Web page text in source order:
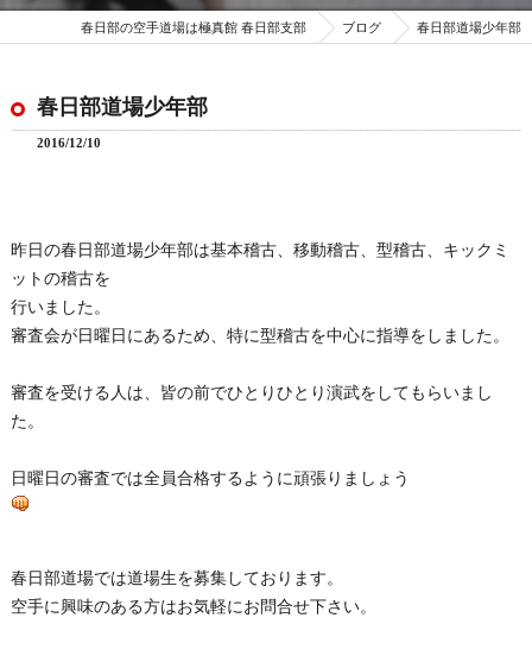
春日部の空手道場は極真館 春日部支部 ブログ 春日部道場少年部
春日部道場少年部
2016/12/10
昨日の春日部道場少年部は基本稽古、移動稽古、型稽古、キックミ
ットの稽古を
行いました。
審査会が日曜日にあるため、特に型稽古を中心に指導をしました。
審査を受ける人は、皆の前でひとりひとり演武をしてもらいまし
た。
日曜日の審査では全員合格するように頑張りましょう
春日部道場では道場生を募集しております。
空手に興味のある方はお気軽にお問合せ下さい。